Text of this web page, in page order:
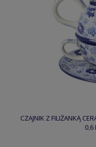
CZAJNIK Z FILIŻANKĄ
0,6